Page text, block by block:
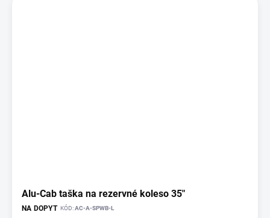
Alu-Cab taška na rezervné koleso 35"
NA DOPYT KÓD:AC-A-SPWB-L